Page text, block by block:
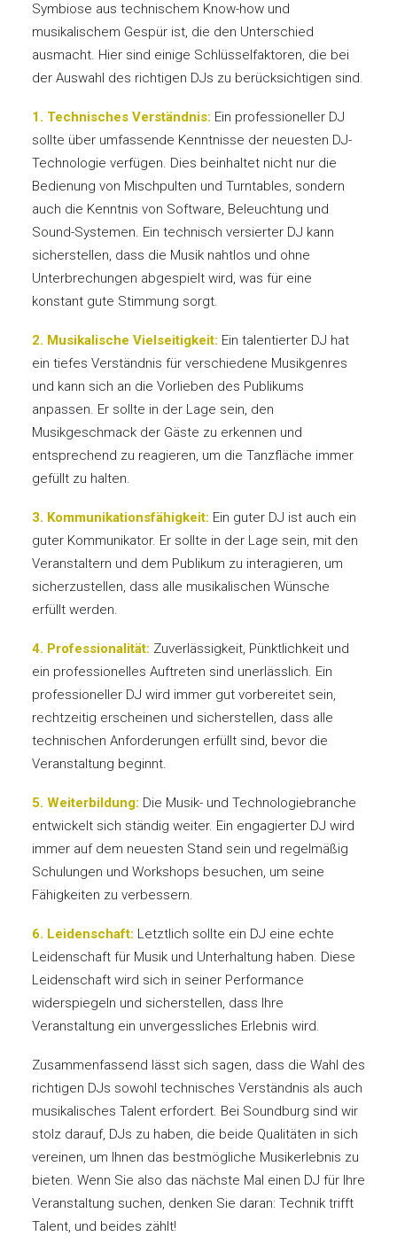
Symbiose aus technischem Know-how und
musikalischem Gespür ist, die den Unterschied
ausmacht. Hier sind einige Schlüsselfaktoren, die bei
der Auswahl des richtigen DJs zu berücksichtigen sind.
1. Technisches Verständnis: Ein professioneller DJ
sollte über umfassende Kenntnisse der neuesten DJ-
Technologie verfügen. Dies beinhaltet nicht nur die
Bedienung von Mischpulten und Turntables, sondern
auch die Kenntnis von Software, Beleuchtung und
Sound-Systemen. Ein technisch versierter DJ kann
sicherstellen, dass die Musik nahtlos und ohne
Unterbrechungen abgespielt wird, was für eine
konstant gute Stimmung sorgt.
2. Musikalische Vielseitigkeit: Ein talentierter DJ hat
ein tiefes Verständnis für verschiedene Musikgenres
und kann sich an die Vorlieben des Publikums
anpassen. Er sollte in der Lage sein, den
Musikgeschmack der Gäste zu erkennen und
entsprechend zu reagieren, um die Tanzfläche immer
gefüllt zu halten.
3. Kommunikationsfähigkeit: Ein guter DJ ist auch ein
guter Kommunikator. Er sollte in der Lage sein, mit den
Veranstaltern und dem Publikum zu interagieren, um
sicherzustellen, dass alle musikalischen Wünsche
erfüllt werden.
4. Professionalität: Zuverlässigkeit, Pünktlichkeit und
ein professionelles Auftreten sind unerlässlich. Ein
professioneller DJ wird immer gut vorbereitet sein,
rechtzeitig erscheinen und sicherstellen, dass alle
technischen Anforderungen erfüllt sind, bevor die
Veranstaltung beginnt.
5. Weiterbildung: Die Musik- und Technologiebranche
entwickelt sich ständig weiter. Ein engagierter DJ wird
immer auf dem neuesten Stand sein und regelmäßig
Schulungen und Workshops besuchen, um seine
Fähigkeiten zu verbessern.
6. Leidenschaft: Letztlich sollte ein DJ eine echte
Leidenschaft für Musik und Unterhaltung haben. Diese
Leidenschaft wird sich in seiner Performance
widerspiegeln und sicherstellen, dass Ihre
Veranstaltung ein unvergessliches Erlebnis wird.
Zusammenfassend lässt sich sagen, dass die Wahl des
richtigen DJs sowohl technisches Verständnis als auch
musikalisches Talent erfordert. Bei Soundburg sind wir
stolz darauf, DJs zu haben, die beide Qualitäten in sich
vereinen, um Ihnen das bestmögliche Musikerlebnis zu
bieten. Wenn Sie also das nächste Mal einen DJ für Ihre
Veranstaltung suchen, denken Sie daran: Technik trifft
Talent, und beides zählt!